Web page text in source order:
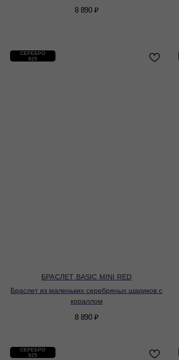
8 890 ₽
СЕРЕБРО
925
БРАСЛЕТ BASIC MINI RED
Браслет из маленьких серебряных шариков с
кораллом
8 890 ₽
СЕРЕБРО
925